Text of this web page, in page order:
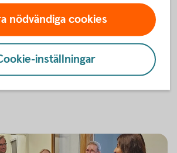
nödvändiga cookies
inställningar